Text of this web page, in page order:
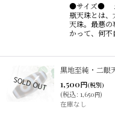
●サイズ●
瓶天珠とは、
天珠。最悪
かって、何
黒地至純・二眼
1,500円(税別)
(税込: 1,650円)
在庫なし